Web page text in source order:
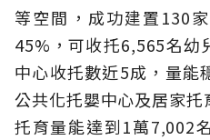
等空間，成功建置130
45%，可收托6,565名幼
中心收托數近5成，量能
公共化托嬰中心及居家
托育量能達到1萬7,002